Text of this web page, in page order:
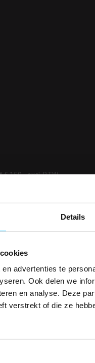
Details
advertenties te
Ook delen we
en analyse. Deze
verstrekt of die ze
150,- excl. BTW
Inschrijven
ONTVANG
OP
PAK
veiligheidsschoenen